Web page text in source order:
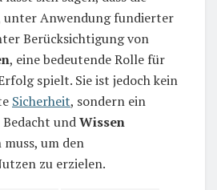
unter Anwendung fundierter
Berücksichtigung von
, eine bedeutende Rolle für
spielt. Sie ist jedoch kein
Sicherheit, sondern ein
undWissen
um den
zu erzielen.